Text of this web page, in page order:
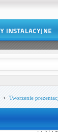
Tworzenie